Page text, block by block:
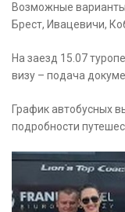
Возможные
Брест, Ивацевичи,
На заезд 15.07
визу – подача
График автобусных
подробности